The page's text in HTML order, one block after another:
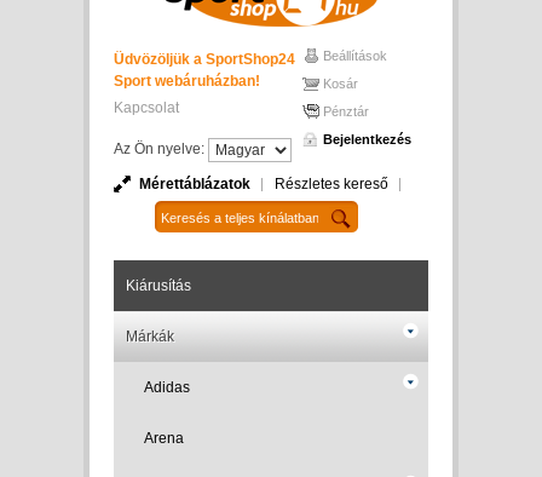
Üdvözöljük a SportShop24
Sport webáruházban!
Kapcsolat
Az Ön nyelve:
Beállítások
Kosár
Pénztár
Bejelentkezés
Mérettáblázatok Részletes kereső
Kiárusítás
Márkák
Adidas
Arena